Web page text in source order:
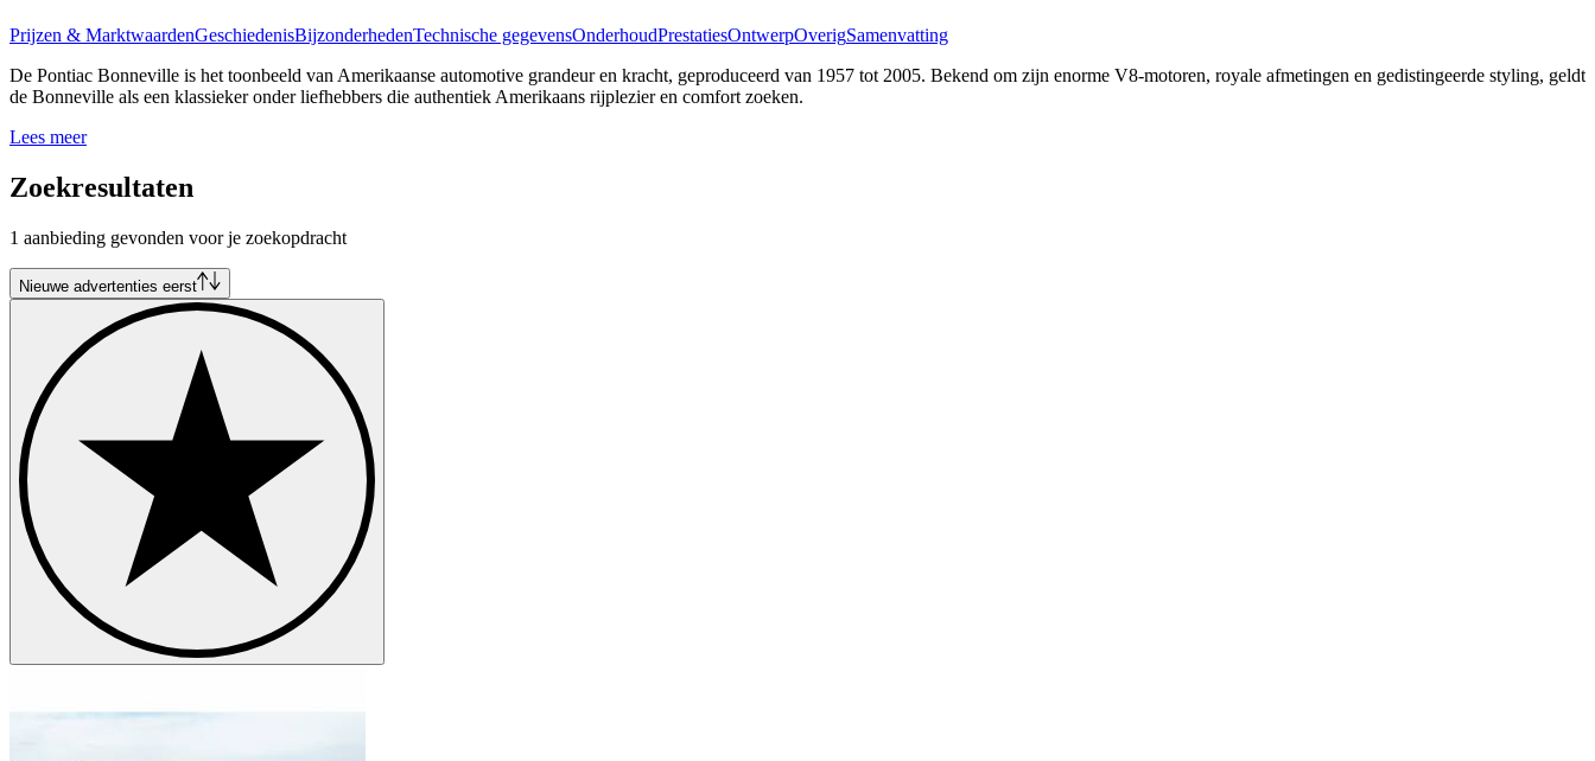
Prijzen & MarktwaardenGeschiedenisBijzonderhedenTechnische gegevensOnderhoudPrestatiesOntwerpOverigSamenvatting
De Pontiac Bonneville is het toonbeeld van Amerikaanse automotive grandeur en kracht, geproduceerd van 1957 tot 2005. Bekend om zijn enorme V8-motoren, royale afmetingen en gedistingeerde styling, geldt
de Bonneville als een klassieker onder liefhebbers die authentiek Amerikaans rijplezier en comfort zoeken.
Lees meer
Zoekresultaten
1 aanbieding gevonden voor je zoekopdracht
Nieuwe advertenties eerst